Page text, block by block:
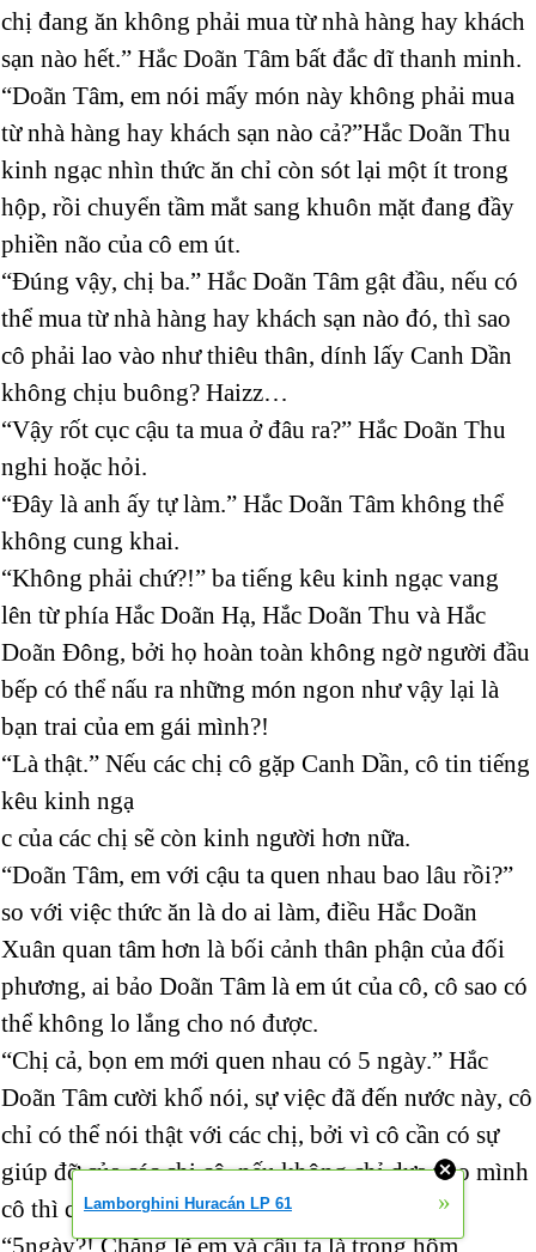
chị đang ăn không phải mua từ nhà hàng hay khách
sạn nào hết.” Hắc Doãn Tâm bất đắc dĩ thanh minh.
“Doãn Tâm, em nói mấy món này không phải mua
từ nhà hàng hay khách sạn nào cả?”Hắc Doãn Thu
kinh ngạc nhìn thức ăn chỉ còn sót lại một ít trong
hộp, rồi chuyển tầm mắt sang khuôn mặt đang đầy
phiền não của cô em út.
“Đúng vậy, chị ba.” Hắc Doãn Tâm gật đầu, nếu có
thể mua từ nhà hàng hay khách sạn nào đó, thì sao
cô phải lao vào như thiêu thân, dính lấy Canh Dần
không chịu buông? Haizz…
“Vậy rốt cục cậu ta mua ở đâu ra?” Hắc Doãn Thu
nghi hoặc hỏi.
“Đây là anh ấy tự làm.” Hắc Doãn Tâm không thể
không cung khai.
“Không phải chứ?!” ba tiếng kêu kinh ngạc vang
lên từ phía Hắc Doãn Hạ, Hắc Doãn Thu và Hắc
Doãn Đông, bởi họ hoàn toàn không ngờ người đầu
bếp có thể nấu ra những món ngon như vậy lại là
bạn trai của em gái mình?!
“Là thật.” Nếu các chị cô gặp Canh Dần, cô tin tiếng
kêu kinh ngạ
c của các chị sẽ còn kinh người hơn nữa.
“Doãn Tâm, em với cậu ta quen nhau bao lâu rồi?”
so với việc thức ăn là do ai làm, điều Hắc Doãn
Xuân quan tâm hơn là bối cảnh thân phận của đối
phương, ai bảo Doãn Tâm là em út của cô, cô sao có
thể không lo lắng cho nó được.
“Chị cả, bọn em mới quen nhau có 5 ngày.” Hắc
Doãn Tâm cười khổ nói, sự việc đã đến nước này, cô
chỉ có thể nói thật với các chị, bởi vì cô cần có sự
giúp đỡ của các chị cô, nếu không chỉ dựa vào mình
cô thì cơ hội thành công quá mong manh.
“5ngày?! Chẳng lẽ em và cậu ta là trong hôm
Lamborghini Huracán LP 61 »